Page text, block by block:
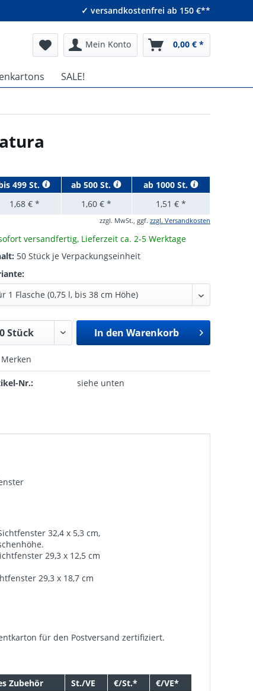
✓ versandkostenfrei ab 150 €**
Mein Konto 0,00 € *
SALE!
499 St. ab500 St. ab 1000 St.
1,68 € *
1,60 € * 1,51 € *
zzgl. MwSt., ggf. zzgl. Versandkosten
versandfertig, Lieferzeit ca. 2-5 Werktage
50 Stück je Verpackungseinheit
In den Warenkorb
Merken
Nr.: siehe unten
32,4 x 5,3 cm,
29,3 x 12,5 cm
29,3 x 18,7 cm
für den Postversand zertifiziert.
Zubehör St./VE €/St.*
€/VE*